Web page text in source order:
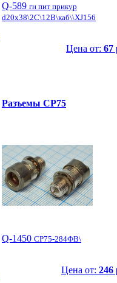
Q-589 гн пит прикур
d20x38\2C\12В\каб\\XJ156
Цена от: 67
Разъемы СР75
Q-1450 СР75-284ФВ\
Цена от: 246